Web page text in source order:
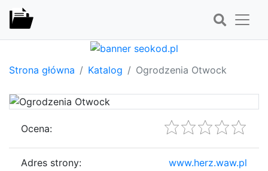
Strona główna Katalog Ogrodzenia Otwock
Ocena:
Adres strony: www.herz.waw.pl